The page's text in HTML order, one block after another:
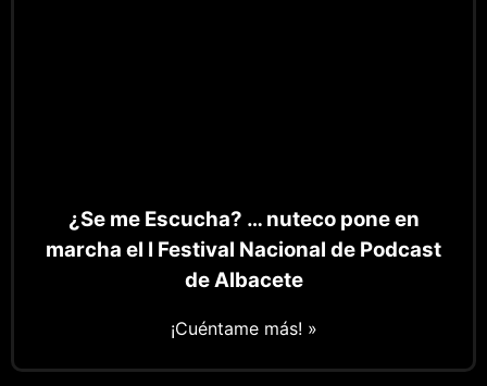
¿Se me Escucha? … nuteco pone en
marcha el I Festival Nacional de Podcast
de Albacete
¡Cuéntame más! »